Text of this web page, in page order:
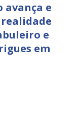
avança e
e
em